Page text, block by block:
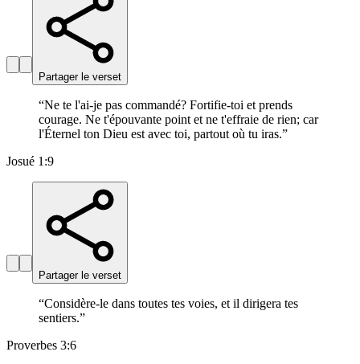
Partager le verset
“Ne te l'ai-je pas commandé? Fortifie-toi et prends
courage. Ne t'épouvante point et ne t'effraie de rien; car
l'Éternel ton Dieu est avec toi, partout où tu iras.”
Josué 1:9
Partager le verset
“Considère-le dans toutes tes voies, et il dirigera tes
sentiers.”
Proverbes 3:6